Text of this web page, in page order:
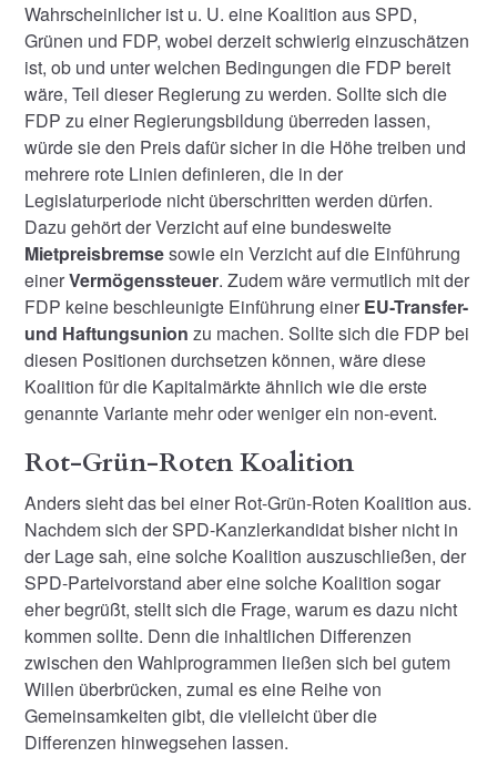
Wahrscheinlicher ist u. U. eine Koalition aus SPD,
Grünen und FDP, wobei derzeit schwierig einzuschätzen
ist, ob und unter welchen Bedingungen die FDP bereit
wäre, Teil dieser Regierung zu werden. Sollte sich die
FDP zu einer Regierungsbildung überreden lassen,
würde sie den Preis dafür sicher in die Höhe treiben und
mehrere rote Linien definieren, die in der
Legislaturperiode nicht überschritten werden dürfen.
Dazu gehört der Verzicht auf eine bundesweite
Mietpreisbremsesowie ein Verzicht auf die Einführung
einerVermögenssteuer. Zudem wäre vermutlich mit der
FDP keine beschleunigte Einführung einer EU-Transfer-
und Haftungsunion zu machen. Sollte sich die FDP bei
diesen Positionen durchsetzen können, wäre diese
Koalition für die Kapitalmärkte ähnlich wie die erste
genannte Variante mehr oder weniger ein non-event.
Rot-Grün-Roten Koalition
Anders sieht das bei einer Rot-Grün-Roten Koalition aus.
Nachdem sich der SPD-Kanzlerkandidat bisher nicht in
der Lage sah, eine solche Koalition auszuschließen, der
SPD-Parteivorstand aber eine solche Koalition sogar
eher begrüßt, stellt sich die Frage, warum es dazu nicht
kommen sollte. Denn die inhaltlichen Differenzen
zwischen den Wahlprogrammen ließen sich bei gutem
Willen überbrücken, zumal es eine Reihe von
Gemeinsamkeiten gibt, die vielleicht über die
Differenzen hinwegsehen lassen.